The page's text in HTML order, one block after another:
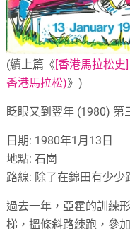
(續上篇《[香港馬拉松
香港馬拉松)》)
眨眼又到翌年 (1980) 第
日期: 1980年1月13日
地點: 石崗
路線: 除了在錦田有少
過去一年，亞霍的訓練
梯，搵條斜路練跑，參